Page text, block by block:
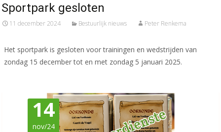
Sportpark gesloten
11 december 2024 Bestuurlijk nieuws Peter Renkema
Het sportpark is gesloten voor trainingen en wedstrijden van
zondag 15 december tot en met zondag 5 januari 2025.
14
nov/24